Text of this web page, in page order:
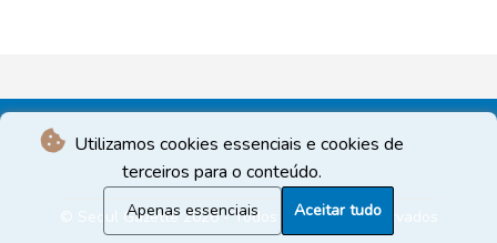
Utilizamos cookies essenciais e cookies de
terceiros para o conteúdo.
Apenas essenciais Aceitar tudo
© Seoul Gazette 2026 - Todos os direitos reservados